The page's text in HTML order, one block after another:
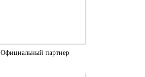
Официальный партнер